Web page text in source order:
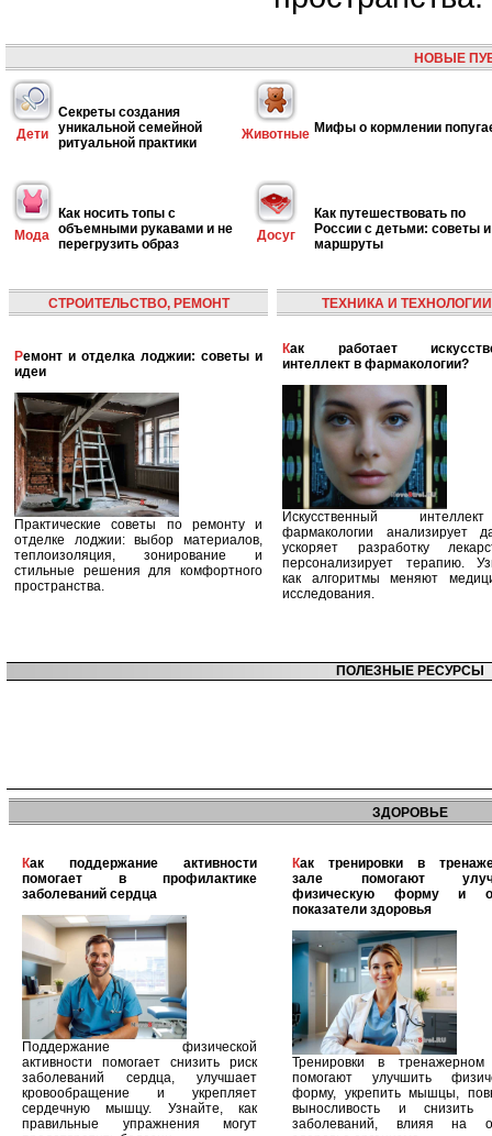
НОВЫЕ
Дети
Секреты создания
уникальной семейной
ритуальной практики
Животные Мифы о кормлении
Мода
Как носить топы с
объемными рукавами и не
перегрузить образ
Досуг
Как путешествовать по
России с детьми: советы и
маршруты
СТРОИТЕЛЬСТВО, РЕМОНТ
Ремонт и отделка лоджии: советы и
идеи
Практические советы по ремонту и
отделке лоджии: выбор материалов,
теплоизоляция, зонирование и
стильные решения для комфортного
пространства.
ТЕХНИКА И ТЕХНОЛОГИИ
Как работает искусственный
интеллект в фармакологии?
Искусственный
фармакологии анализирует
ускоряет разработку
персонализирует терапию.
как алгоритмы меняют
исследования.
ПОЛЕЗНЫЕ РЕСУРСЫ
ЗДОРОВЬЕ
Как поддержание активности
помогает в профилактике
заболеваний сердца
Поддержание физической
активности помогает снизить риск
заболеваний сердца, улучшает
кровообращение и укрепляет
сердечную мышцу. Узнайте, как
правильные упражнения могут
Как тренировки в тренажерном
зале помогают
физическую форму и
показатели здоровья
Тренировки в тренажерном
помогают улучшить
форму, укрепить мышцы,
выносливость и снизить
заболеваний, влияя на